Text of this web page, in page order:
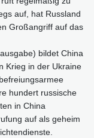
auf, hat Russland
Großangriff auf das
bildet China
Krieg in der Ukraine
hundert russische
in China
auf als geheim